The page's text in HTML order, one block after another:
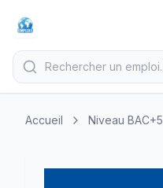
Accueil Niveau BAC+5